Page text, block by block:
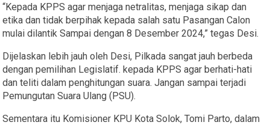
“Kepada KPPS agar menjaga netralitas, menjaga sikap dan
etika dan tidak berpihak kepada salah satu Pasangan Calon
mulai dilantik Sampai dengan 8 Desember 2024,” tegas Desi.
Dijelaskan lebih jauh oleh Desi, Pilkada sangat jauh berbeda
dengan pemilihan Legislatif. kepada KPPS agar berhati-hati
dan teliti dalam penghitungan suara. Jangan sampai terjadi
Pemungutan Suara Ulang (PSU).
Sementara itu Komisioner KPU Kota Solok, Tomi Parto, dalam